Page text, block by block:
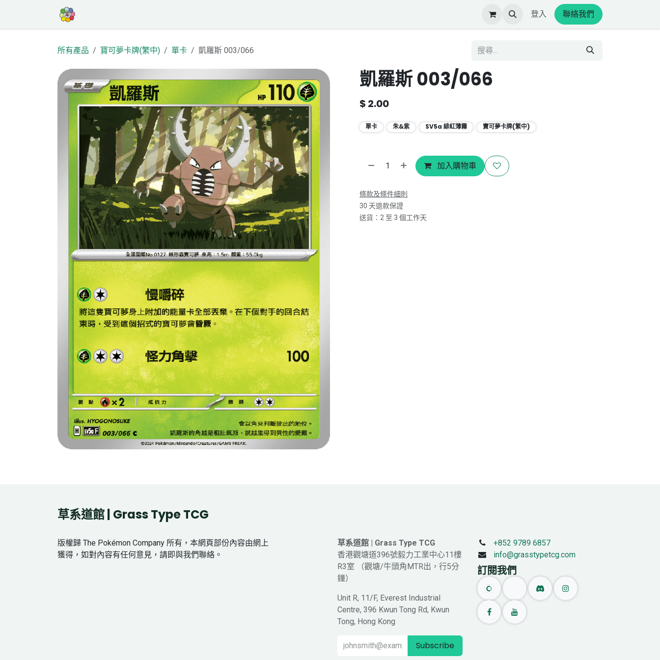
登入 聯絡我們
所有產品 寶可夢卡牌(繁中) 單卡 凱羅斯 003/066
凱羅斯 003/066
$ 2.00
單卡 朱&紫 SV5a 緋紅薄霧 寶可夢卡牌(繁中)
加入購物車
條款及條件細則
30 天退款保證
送貨：2 至 3 個工作天
草系道館 | Grass Type TCG
版權歸 The Pokémon Company 所有，本網頁部份內容由網上
獲得，如對內容有任何意見，請即與我們聯絡。
草系道館 | Grass Type TCG
香港觀塘道396號毅力工業中心11樓
R3室 （觀塘/牛頭角MTR出，行5分
鐘）
Unit R, 11/F, Everest Industrial
Centre, 396 Kwun Tong Rd, Kwun
Tong, Hong Kong
Subscribe
+852 9789 6857
info@grasstypetcg.com
訂閱我們